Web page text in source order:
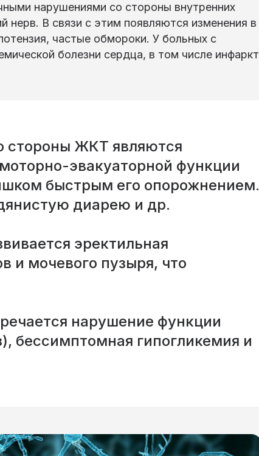
нарушениями со стороны внутренних
нерв. В связи с этим появляются изменения в
частые обмороки. У больных с
болезни сердца, в том числе инфаркт
стороны ЖКТ являются
эвакуаторной функции
быстрым его опорожнением.
диарею и др.
эректильная
и мочевого пузыря, что
нарушение функции
бессимптомная гипогликемия и